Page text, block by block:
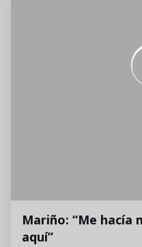
Mariño: “Me hacía
aquí”